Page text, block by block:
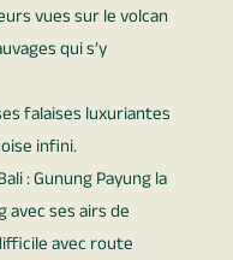
vues sur le volcan
qui s’y
falaises luxuriantes
infini.
: Gunung Payung la
avec ses airs de
avec route